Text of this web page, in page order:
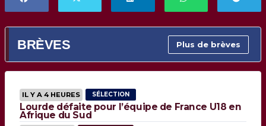
BRÈVES Plus de brèves
IL Y A 4 HEURES SÉLECTION
Lourde défaite pour l’équipe de France U18 en
Afrique du Sud